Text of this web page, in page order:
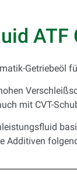
ATF
Getriebeöl
mit CVT-
Additiven